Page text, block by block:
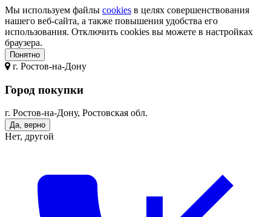
Мы используем файлы cookies в целях совершенствования
нашего веб-сайта, а также повышения удобства его
использования. Отключить cookies вы можете в настройках
браузера.
Понятно
г. Ростов-на-Дону
Город покупки
г. Ростов-на-Дону, Ростовская обл.
Да, верно
Нет, другой